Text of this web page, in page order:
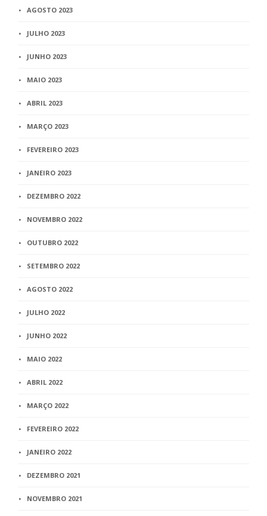
AGOSTO 2023
JULHO 2023
JUNHO 2023
MAIO 2023
ABRIL 2023
MARÇO 2023
FEVEREIRO 2023
JANEIRO 2023
DEZEMBRO 2022
NOVEMBRO 2022
OUTUBRO 2022
SETEMBRO 2022
AGOSTO 2022
JULHO 2022
JUNHO 2022
MAIO 2022
ABRIL 2022
MARÇO 2022
FEVEREIRO 2022
JANEIRO 2022
DEZEMBRO 2021
NOVEMBRO 2021